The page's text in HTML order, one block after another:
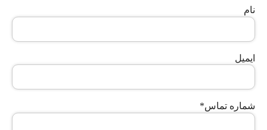
نام
ایمیل
شماره تماس*